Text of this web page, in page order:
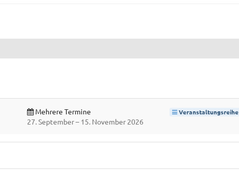
Mehrere Termine
27. September–bis
15. November 2026
Veranstaltungsreihe